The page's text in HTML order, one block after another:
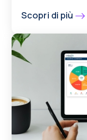
Scopri di più